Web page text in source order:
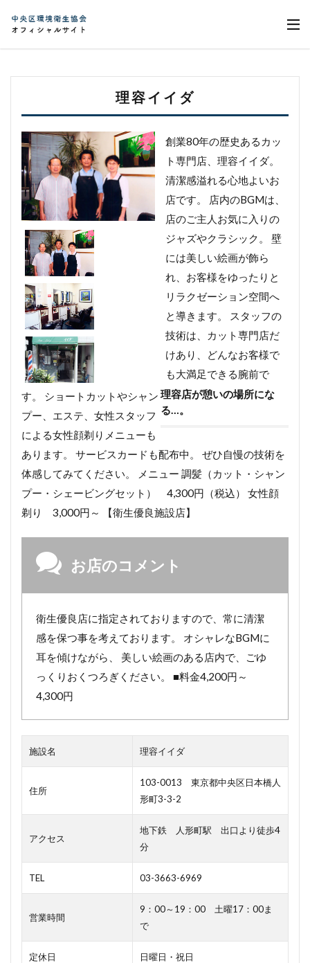
理容イイダ
理容店が憩いの場所にな
る…。
創業80年の歴史あるカッ
ト専門店、理容イイダ。
清潔感溢れる心地よいお
店です。 店内のBGMは、
店のご主人お気に入りの
ジャズやクラシック。 壁
には美しい絵画が飾ら
れ、お客様をゆったりと
リラクゼーション空間へ
と導きます。 スタッフの
技術は、カット専門店だ
けあり、どんなお客様で
も大満足できる腕前で
す。 ショートカットやシャン
プー、エステ、女性スタッフ
による女性顔剃りメニューも
あります。 サービスカードも配布中。 ぜひ自慢の技術を
体感してみてください。 メニュー 調髪（カット・シャン
プー・シェービングセット） 4,300円（税込） 女性顔
剃り 3,000円～ 【衛生優良施設店】
お店のコメント
衛生優良店に指定されておりますので、常に清潔
感を保つ事を考えております。 オシャレなBGMに
耳を傾けながら、 美しい絵画のある店内で、ごゆ
っくりおくつろぎください。 ■料金4,200円～
4,300円
施設名 理容イイダ
住所
103-0013 東京都中央区日本橋人
形町3-3-2
アクセス
地下鉄 人形町駅 出口より徒歩4
分
TEL 03-3663-6969
営業時間
9：00～19：00 土曜17：00ま
で
定休日 日曜日・祝日